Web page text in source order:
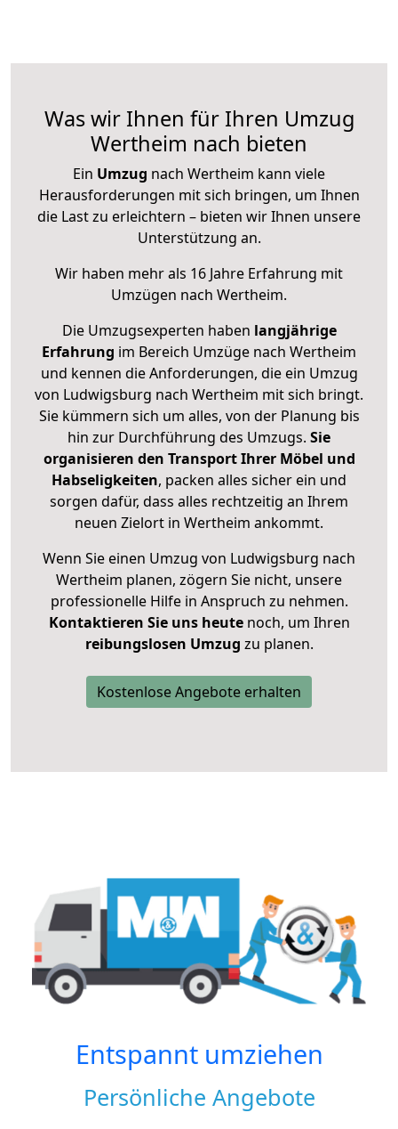
Was wir Ihnen für Ihren Umzug
Wertheim nach bieten
Ein Umzug nach Wertheim kann viele
Herausforderungen mit sich bringen, um Ihnen
die Last zu erleichtern – bieten wir Ihnen unsere
Unterstützung an.
Wir haben mehr als 16 Jahre Erfahrung mit
Umzügen nach Wertheim.
Die Umzugsexperten haben langjährige
Erfahrung im Bereich Umzüge nach Wertheim
und kennen die Anforderungen, die ein Umzug
von Ludwigsburg nach Wertheim mit sich bringt.
Sie kümmern sich um alles, von der Planung bis
hin zur Durchführung des Umzugs. Sie
organisieren den Transport Ihrer Möbel und
Habseligkeiten, packen alles sicher ein und
sorgen dafür, dass alles rechtzeitig an Ihrem
neuen Zielort in Wertheim ankommt.
Wenn Sie einen Umzug von Ludwigsburg nach
Wertheim planen, zögern Sie nicht, unsere
professionelle Hilfe in Anspruch zu nehmen.
Kontaktieren Sie uns heutenoch, um Ihren
reibungslosen Umzug zu planen.
Kostenlose Angebote erhalten
Entspannt umziehen
Persönliche Angebote